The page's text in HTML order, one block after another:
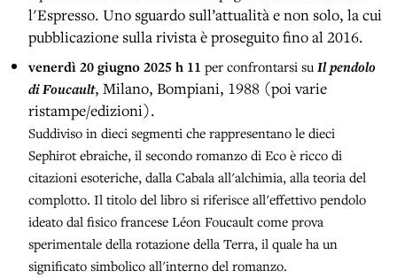
l'Espresso. Uno sguardo sull’attualità e non solo, la cui
pubblicazione sulla rivista è proseguito fino al 2016.
venerdì 20 giugno 2025 h 11 per confrontarsi su Il pendolo
di Foucault, Milano, Bompiani, 1988 (poi varie
ristampe/edizioni).
Suddiviso in dieci segmenti che rappresentano le dieci
Sephirot ebraiche, il secondo romanzo di Eco è ricco di
citazioni esoteriche, dalla Cabala all'alchimia, alla teoria del
complotto. Il titolo del libro si riferisce all'effettivo pendolo
ideato dal fisico francese Léon Foucault come prova
sperimentale della rotazione della Terra, il quale ha un
significato simbolico all'interno del romanzo.